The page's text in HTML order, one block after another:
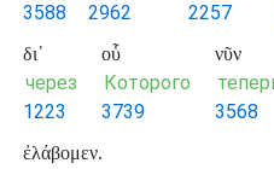
3588
2962
2257
δι᾽
через
1223
οὗ
Которого
3739
νῦν
3568
ἐλάβομεν.